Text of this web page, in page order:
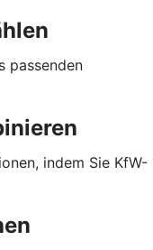
passenden
indem Sie KfW-